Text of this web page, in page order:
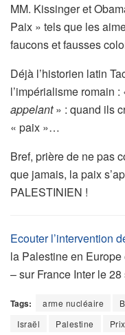
MM. Kissinger et
Paix » tels que les
faucons et fausses
Déjà l’historien latin
l’impérialisme romain :
appelant» : quand ils
« paix »…
Bref, prière de ne pas
que jamais, la paix
PALESTINIEN !
Ecouter l’intervention
la Palestine en
– sur France Inter le
Tags: arme nucléaire
Israël
Palestine